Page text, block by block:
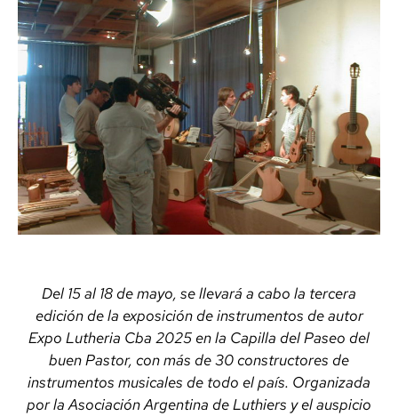
Del 15 al 18 de mayo, se llevará a cabo la tercera
edición de la exposición de instrumentos de autor
Expo Lutheria Cba 2025 en la Capilla del Paseo del
buen Pastor, con más de 30 constructores de
instrumentos musicales de todo el país. Organizada
por la Asociación Argentina de Luthiers y el auspicio